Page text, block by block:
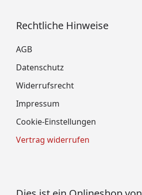
Rechtliche Hinweise
AGB
Datenschutz
Widerrufsrecht
Impressum
Cookie-Einstellungen
Vertrag widerrufen